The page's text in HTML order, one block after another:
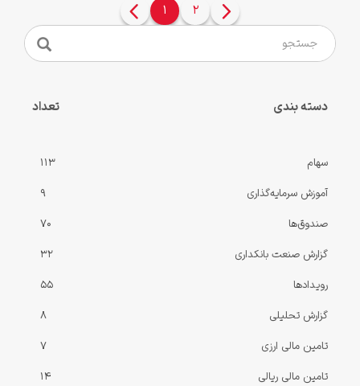
1 2
صفحه
بعدی
دسته بندی تعداد
سهام
113
آموزش سرمایه‌گذاری
9
صندوق‌ها
70
گزارش صنعت بانکداری
32
رویدادها
55
گزارش‌ تحلیلی
8
تامین مالی ارزی
7
تامین مالی ریالی
14